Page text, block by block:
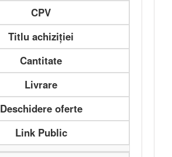
CPV
Titlu achiziției
Cantitate
Livrare
Deschidere oferte
Link Public